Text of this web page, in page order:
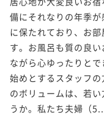
備にそれなりの年季
に保たれており、お
す。お風呂も質の良
ながら心ゆったりと
始めとするスタッフ
のボリュームは、若
うか。私たち夫婦（5...